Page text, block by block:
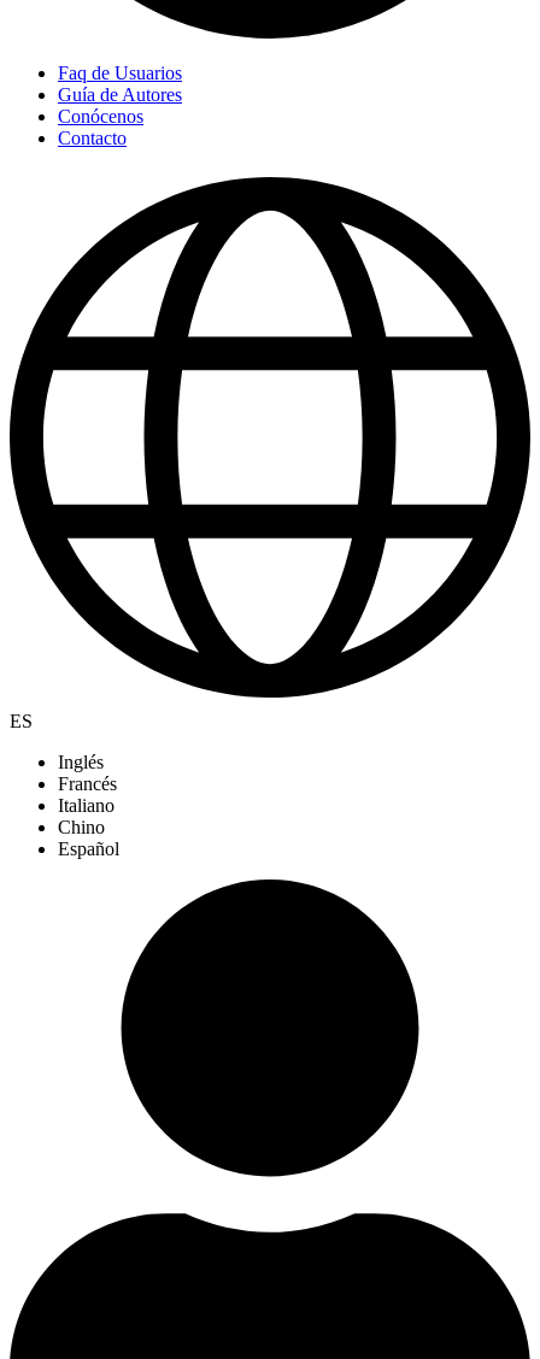
Faq de Usuarios
Guía de Autores
Conócenos
Contacto
ES
Inglés
Francés
Italiano
Chino
Español